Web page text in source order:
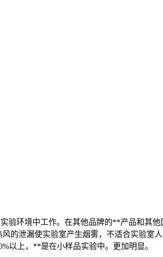
验环境中工作。在其他品牌的**产品和其
的泄漏使实验室产生烟雾，不适合实验室
以上，**是在小样品实验中。更加明显。